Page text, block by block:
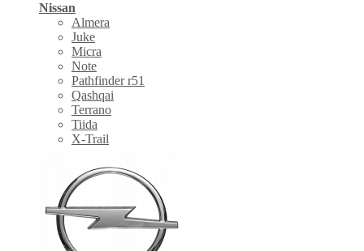
Nissan
Almera
Juke
Micra
Note
Pathfinder r51
Qashqai
Terrano
Tiida
X-Trail